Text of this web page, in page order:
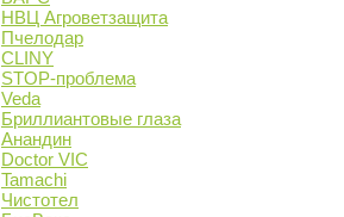
НВЦ Агроветзащита
Пчелодар
CLINY
STOP-проблема
Veda
Бриллиантовые глаза
Анандин
Doctor VIC
Tamachi
Чистотел